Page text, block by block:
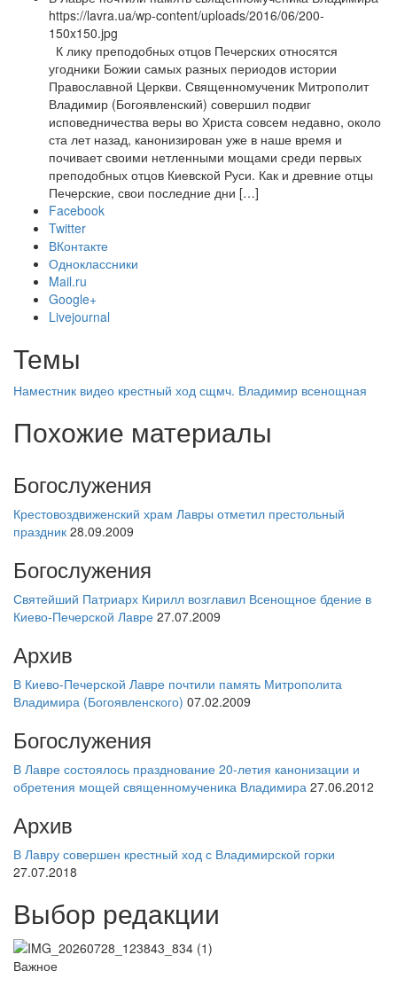
https://lavra.ua/wp-content/uploads/2016/06/200-
150x150.jpg
К лику преподобных отцов Печерских относятся
угодники Божии самых разных периодов истории
Православной Церкви. Священномученик Митрополит
Владимир (Богоявленский) совершил подвиг
исповедничества веры во Христа совсем недавно, около
ста лет назад, канонизирован уже в наше время и
почивает своими нетленными мощами среди первых
преподобных отцов Киевской Руси. Как и древние отцы
Печерские, свои последние дни […]
Facebook
Twitter
ВКонтакте
Одноклассники
Mail.ru
Google+
Livejournal
Темы
Наместник видео крестный ход сщмч. Владимир всенощная
Похожие материалы
Богослужения
Крестовоздвиженский храм Лавры отметил престольный
праздник 28.09.2009
Богослужения
Святейший Патриарх Кирилл возглавил Всенощное бдение в
Киево-Печерской Лавре 27.07.2009
Архив
В Киево-Печерской Лавре почтили память Митрополита
Владимира (Богоявленского) 07.02.2009
Богослужения
В Лавре состоялось празднование 20-летия канонизации и
обретения мощей священномученика Владимира 27.06.2012
Архив
В Лавру совершен крестный ход с Владимирской горки
27.07.2018
Выбор редакции
Важное